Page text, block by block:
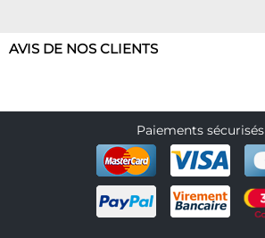
AVIS DE NOS CLIENTS
Paiements sécurisés